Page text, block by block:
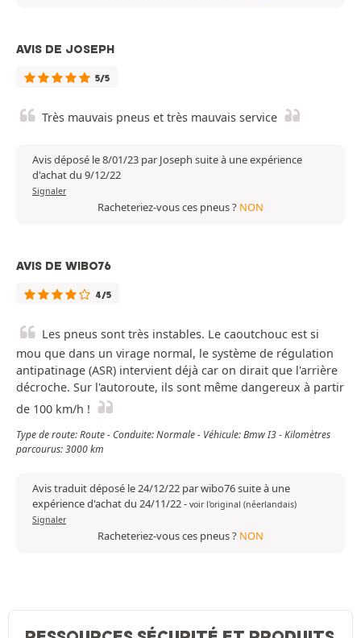
AVIS DE JOSEPH
5/5
Très mauvais pneus et très mauvais service
Avis déposé le 8/01/23 par Joseph suite à une expérience
d'achat du 9/12/22
Signaler
Racheteriez-vous ces pneus ? NON
AVIS DE WIBO76
4/5
Les pneus sont très instables. Le caoutchouc est si
mou que dans un virage normal, le système de régulation
antipatinage (ASR) intervient déjà car on dirait que l'arrière
décroche. Sur l'autoroute, ils sont même dangereux à partir
de 100 km/h !
Type de route: Route - Conduite: Normale - Véhicule: Bmw I3 - Kilomètres
parcourus: 3000 km
Avis traduit déposé le 24/12/22 par wibo76 suite à une
expérience d'achat du 24/11/22- voir l'original (néerlandais)
Signaler
Racheteriez-vous ces pneus ? NON